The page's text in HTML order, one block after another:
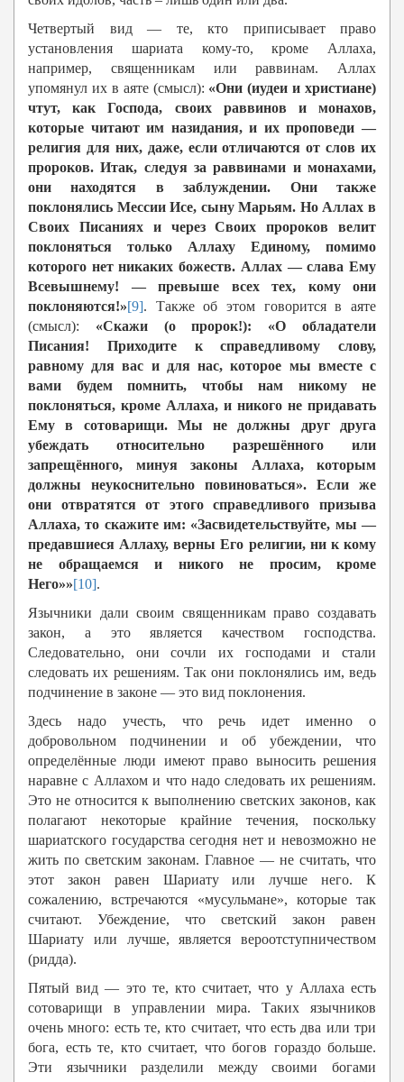
Четвертый вид — те, кто приписывает право
установления шариата кому-то, кроме Аллаха,
например, священникам или раввинам. Аллах
упомянул их в аяте (смысл): «Они (иудеи и христиане)
чтут, как Господа, своих раввинов и монахов,
которые читают им назидания, и их проповеди —
религия для них, даже, если отличаются от слов их
пророков. Итак, следуя за раввинами и монахами,
они находятся в заблуждении. Они также
поклонялись Мессии Исе, сыну Марьям. Но Аллах в
Своих Писаниях и через Своих пророков велит
поклоняться только Аллаху Единому, помимо
которого нет никаких божеств. Аллах — слава Ему
Всевышнему! — превыше всех тех, кому они
поклоняются!»[9]. Также об этом говорится в аяте
(смысл): «Скажи (о пророк!): «О обладатели
Писания! Приходите к справедливому слову,
равному для вас и для нас, которое мы вместе с
вами будем помнить, чтобы нам никому не
поклоняться, кроме Аллаха, и никого не придавать
Ему в сотоварищи. Мы не должны друг друга
убеждать относительно разрешённого или
запрещённого, минуя законы Аллаха, которым
должны неукоснительно повиноваться». Если же
они отвратятся от этого справедливого призыва
Аллаха, то скажите им: «Засвидетельствуйте, мы —
предавшиеся Аллаху, верны Его религии, ни к кому
не обращаемся и никого не просим, кроме
Него»»[10].
Язычники дали своим священникам право создавать
закон, а это является качеством господства.
Следовательно, они сочли их господами и стали
следовать их решениям. Так они поклонялись им, ведь
подчинение в законе — это вид поклонения.
Здесь надо учесть, что речь идет именно о
добровольном подчинении и об убеждении, что
определённые люди имеют право выносить решения
наравне с Аллахом и что надо следовать их решениям.
Это не относится к выполнению светских законов, как
полагают некоторые крайние течения, поскольку
шариатского государства сегодня нет и невозможно не
жить по светским законам. Главное — не считать, что
этот закон равен Шариату или лучше него. К
сожалению, встречаются «мусульмане», которые так
считают. Убеждение, что светский закон равен
Шариату или лучше, является вероотступничеством
(ридда).
Пятый вид — это те, кто считает, что у Аллаха есть
сотоварищи в управлении мира. Таких язычников
очень много: есть те, кто считает, что есть два или три
бога, есть те, кто считает, что богов гораздо больше.
Эти язычники разделили между своими богами